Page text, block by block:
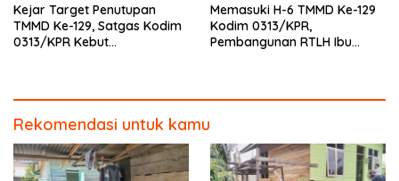
Kejar Target Penutupan
TMMD Ke-129, Satgas Kodim
0313/KPR Kebut
Memasuki H-6 TMMD Ke-129
Kodim 0313/KPR,
Pembangunan RTLH Ibu
Rekomendasi untuk kamu